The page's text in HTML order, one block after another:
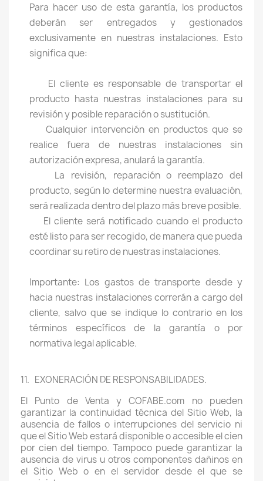
Para hacer uso de esta garantía, los productos
deberán ser entregados y gestionados
exclusivamente en nuestras instalaciones. Esto
significa que:
El cliente es responsable de transportar el
producto hasta nuestras instalaciones para su
revisión y posible reparación o sustitución.
Cualquier intervención en productos que se
realice fuera de nuestras instalaciones sin
autorización expresa, anulará la garantía.
La revisión, reparación o reemplazo del
producto, según lo determine nuestra evaluación,
será realizada dentro del plazo más breve posible.
El cliente será notificado cuando el producto
esté listo para ser recogido, de manera que pueda
coordinar su retiro de nuestras instalaciones.
Importante: Los gastos de transporte desde y
hacia nuestras instalaciones correrán a cargo del
cliente, salvo que se indique lo contrario en los
términos específicos de la garantía o por
normativa legal aplicable.
11. EXONERACIÓN DE RESPONSABILIDADES.
El Punto de Venta y COFABE.com no pueden
garantizar la continuidad técnica del Sitio Web, la
ausencia de fallos o interrupciones del servicio ni
que el Sitio Web estará disponible o accesible el cien
por cien del tiempo. Tampoco puede garantizar la
ausencia de virus u otros componentes dañinos en
el Sitio Web o en el servidor desde el que se